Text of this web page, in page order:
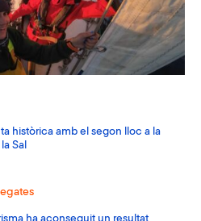
històrica amb el segon lloc a la
Sal
ha aconseguit un resultat